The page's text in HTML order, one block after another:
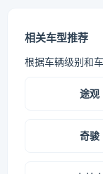
相关车型推荐
根据车辆级别和
途观
奇骏